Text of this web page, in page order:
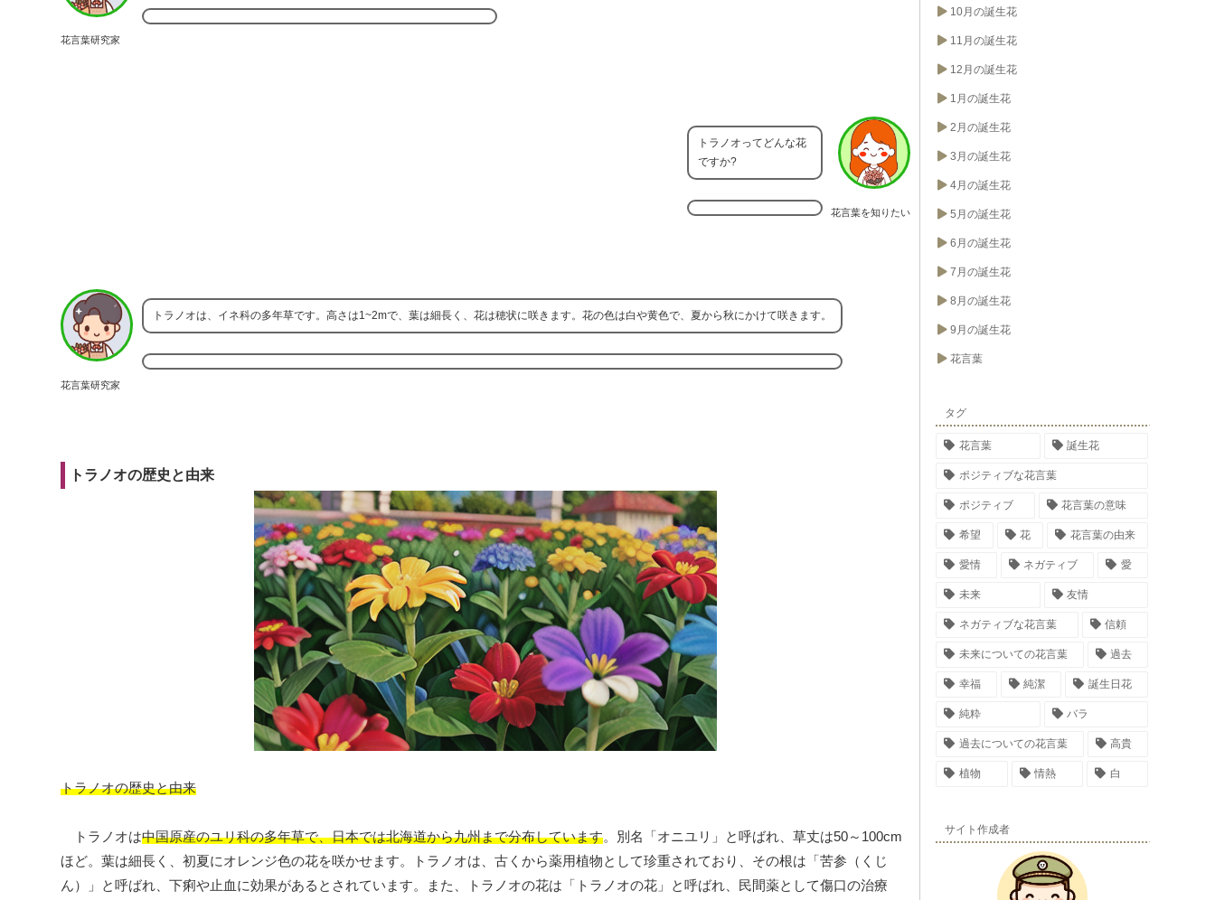
花言葉研究家
花言葉を知りたい
トラノオってどんな花
ですか?
花言葉研究家
トラノオは、イネ科の多年草です。高さは1~2mで、葉は細長く、花は穂状に咲きます。花の色は白や黄色で、夏から秋にかけて咲きます。
トラノオの歴史と由来
トラノオの歴史と由来
トラノオは中国原産のユリ科の多年草で、日本では北海道から九州まで分布しています。別名「オニユリ」と呼ばれ、草丈は50～100cm
ほど。葉は細長く、初夏にオレンジ色の花を咲かせます。トラノオは、古くから薬用植物として珍重されており、その根は「苦参（くじ
ん）」と呼ばれ、下痢や止血に効果があるとされています。また、トラノオの花は「トラノオの花」と呼ばれ、民間薬として傷口の治療
10月の誕生花
11月の誕生花
12月の誕生花
1月の誕生花
2月の誕生花
3月の誕生花
4月の誕生花
5月の誕生花
6月の誕生花
7月の誕生花
8月の誕生花
9月の誕生花
花言葉
タグ
花言葉 誕生花
ポジティブな花言葉
ポジティブ 花言葉の意味
希望 花 花言葉の由来
愛情 ネガティブ 愛
未来 友情
ネガティブな花言葉 信頼
未来についての花言葉 過去
幸福 純潔 誕生日花
純粋 バラ
過去についての花言葉 高貴
植物 情熱 白
サイト作成者